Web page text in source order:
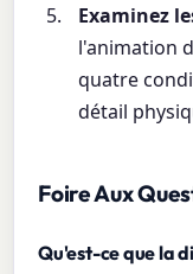
Examinez
l'animation
quatre
détail
Foire Aux
Qu'est-ce que la